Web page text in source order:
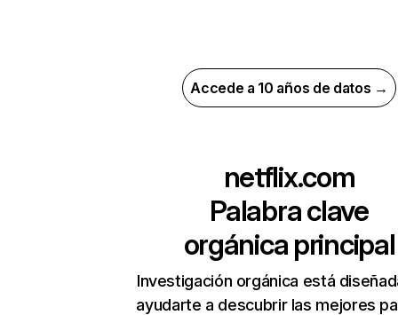
Accede a 10 años de datos →
netflix.com
Palabra clave
orgánica principal
Investigación orgánica está
ayudarte a descubrir las mejores